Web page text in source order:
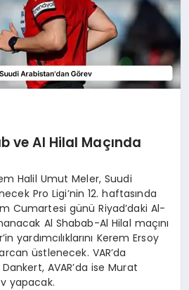
ve Al Hilal Maçında
Halil Umut Meler, Suudi
Pro Ligi’nin 12. haftasında
Cumartesi günü Riyad’daki Al-
Al Shabab-Al Hilal maçını
yardımcılıklarını Kerem Ersoy
üstlenecek. VAR’da
AVAR’da ise Murat
yapacak.